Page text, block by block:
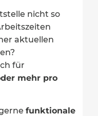
nicht so
aktuellen
für
mehr pro
funktionale